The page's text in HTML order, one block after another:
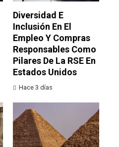
Diversidad E
Inclusión En El
Empleo Y Compras
Responsables Como
Pilares De La RSE En
Estados Unidos
Hace 3 días